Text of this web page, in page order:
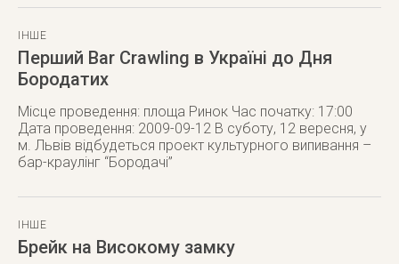
ПУБЛІКАЦІЇ
ДОВІДКА
ІНШЕ
Перший Bar Crawling в Україні до Дня
Бородатих
Місце проведення: площа Ринок Час початку: 17:00
Дата проведення: 2009-09-12 В суботу, 12 вересня, у
м. Львів відбудеться проект культурного випивання –
бар-краулінг “Бородачі”
ІНШЕ
Брейк на Високому замку